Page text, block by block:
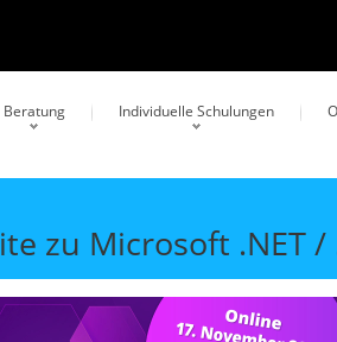
Beratung Individuelle Schulungen
zu Microsoft .NET /